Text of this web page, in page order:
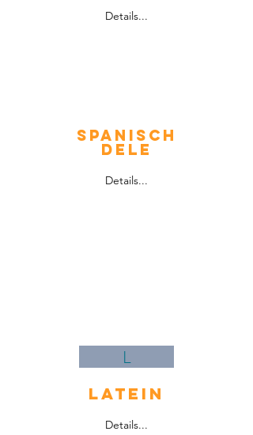
Details...
spanisch
DELE
Details...
L
Latein
Details...